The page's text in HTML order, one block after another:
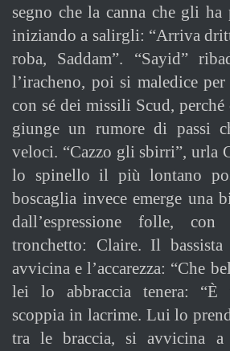
segno che la canna che gli ha
iniziando a salirgli: “Arriva
roba, Saddam”. “Sayid”
l’iracheno, poi si maledice
con sé dei missili Scud,
giunge un rumore di passi
veloci. “Cazzo gli sbirri”, urla
lo spinello il più lontano
boscaglia invece emerge una
dall’espressione folle,
tronchetto: Claire. Il
avvicina e l’accarezza: “Che
lei lo abbraccia tenera:
scoppia in lacrime. Lui lo
tra le braccia, si avvicina